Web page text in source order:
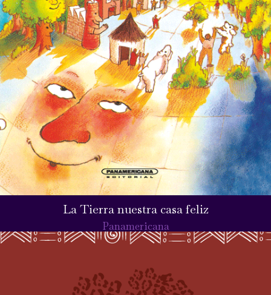
La Tierra nuestra casa feliz
Panamericana